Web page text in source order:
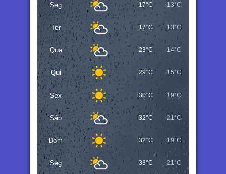
Seg 17°C 13°C
Ter 17°C 13°C
Qua 23°C 14°C
Qui 29°C 15°C
Sex 30°C 19°C
Sáb 32°C 21°C
Dom 32°C 19°C
Seg 33°C 21°C